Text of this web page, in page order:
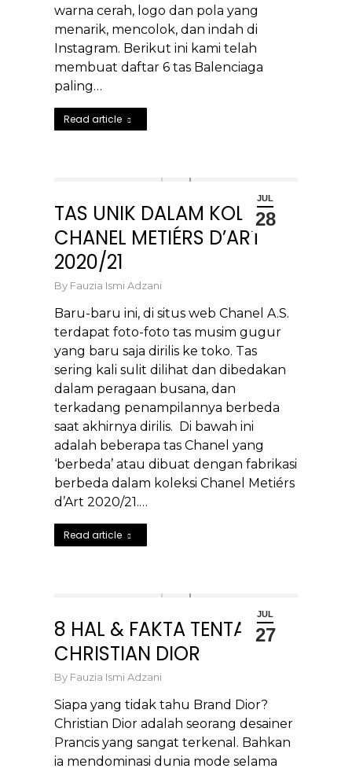
warna cerah, logo dan pola yang
menarik, mencolok, dan indah di
Instagram. Berikut ini kami telah
membuat daftar 6 tas Balenciaga
paling…
Read article
JUL
28
TAS UNIK DALAM KOLEKSI
CHANEL METIÉRS D’ART
2020/21
By Fauzia Ismi Adzani
Baru-baru ini, di situs web Chanel A.S.
terdapat foto-foto tas musim gugur
yang baru saja dirilis ke toko. Tas
sering kali sulit dilihat dan dibedakan
dalam peragaan busana, dan
terkadang penampilannya berbeda
saat akhirnya dirilis. Di bawah ini
adalah beberapa tas Chanel yang
‘berbeda’ atau dibuat dengan fabrikasi
berbeda dalam koleksi Chanel Metiérs
d’Art 2020/21.…
Read article
JUL
27
8 HAL & FAKTA TENTANG
CHRISTIAN DIOR
By Fauzia Ismi Adzani
Siapa yang tidak tahu Brand Dior?
Christian Dior adalah seorang desainer
Prancis yang sangat terkenal. Bahkan
ia mendominasi dunia mode selama